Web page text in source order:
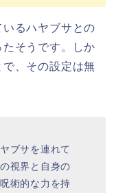
るハヤブサとの
そうです。しか
、その設定は無
ブサを連れて
視界と自身の
術的な力を持